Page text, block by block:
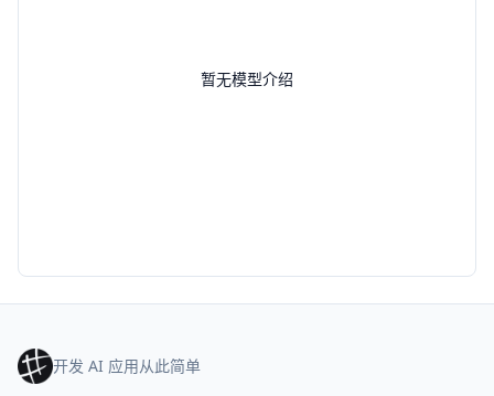
暂无模型介绍
开发 AI 应用从此简单